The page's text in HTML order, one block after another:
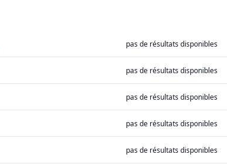
pas de résultats disponibles
pas de résultats disponibles
pas de résultats disponibles
pas de résultats disponibles
pas de résultats disponibles